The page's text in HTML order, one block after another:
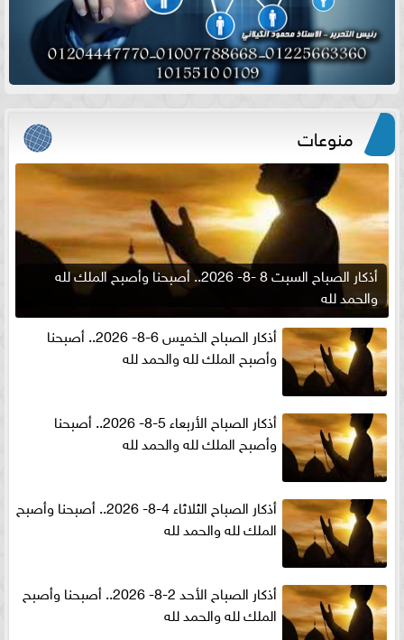
منوعات
أذكار الصباح السبت 8 -8- 2026.. أصبحنا وأصبح الملك لله
والحمد لله
أذكار الصباح الخميس 6-8- 2026.. أصبحنا
وأصبح الملك لله والحمد لله
أذكار الصباح الأربعاء 5-8- 2026.. أصبحنا
وأصبح الملك لله والحمد لله
أذكار الصباح الثلاثاء 4-8- 2026.. أصبحنا وأصبح
الملك لله والحمد لله
أذكار الصباح الأحد 2-8- 2026.. أصبحنا وأصبح
الملك لله والحمد لله